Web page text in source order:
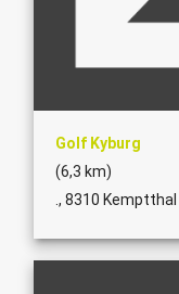
Golf Kyburg
(6,3 km)
., 8310 Kemptthal